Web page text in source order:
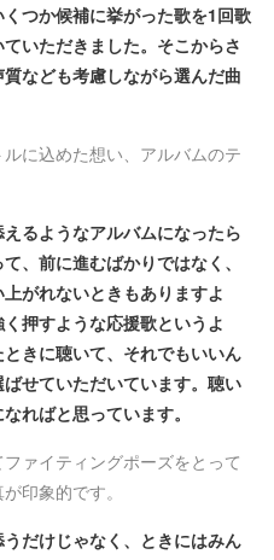
つか候補に挙がった歌を1回歌
いただきました。そこからさ
なども考慮しながら選んだ曲
に込めた想い、アルバムのテ
るようなアルバムになったら
、前に進むばかりではなく、
がれないときもありますよ
押すような応援歌というよ
きに聴いて、それでもいいん
せていただいています。聴い
ればと思っています。
ァイティングポーズをとって
印象的です。
だけじゃなく、ときにはみん